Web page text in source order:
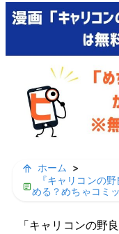
ホーム
>
『キャリコンの
める？めちゃコミ
「キャリコンの野